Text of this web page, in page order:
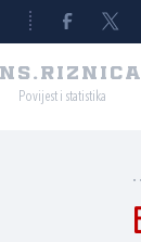
Povijest i statistika